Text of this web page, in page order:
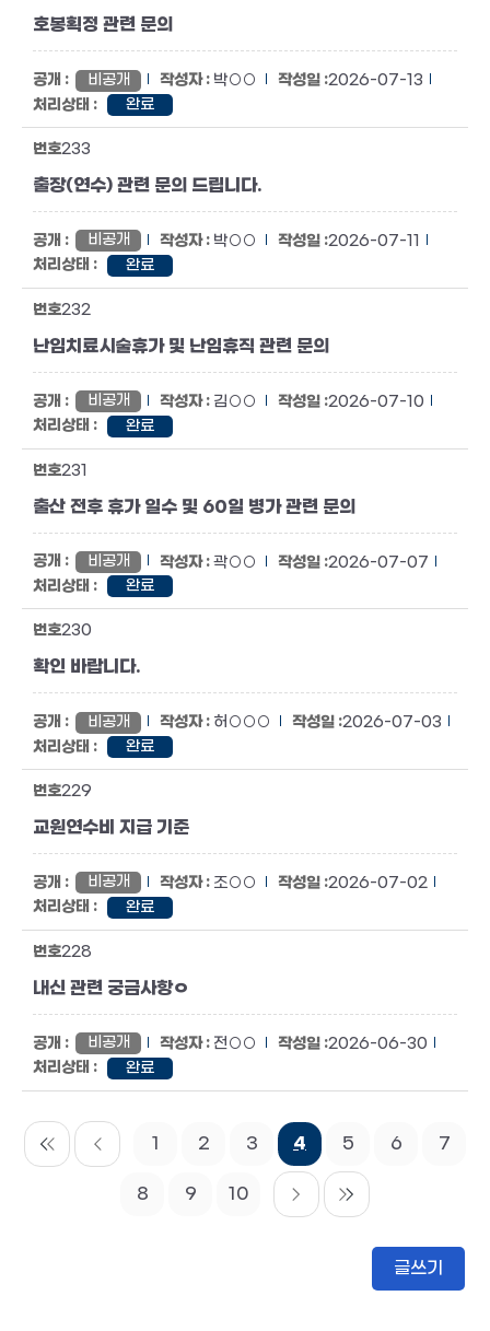
호봉획정 관련 문의
비공개 박○○
2026-07-13
완료
233
출장(연수) 관련 문의 드립니다.
비공개 박○○
2026-07-11
완료
232
난임치료시술휴가 및 난임휴직 관련 문의
비공개 김○○
2026-07-10
완료
231
출산 전후 휴가 일수 및 60일 병가 관련 문의
비공개 곽○○
2026-07-07
완료
230
확인 바랍니다.
비공개 허○○○
2026-07-03
완료
229
교원연수비 지급 기준
비공개 조○○
2026-07-02
완료
228
내신 관련 궁금사항ㅇ
비공개 전○○
2026-06-30
완료
1 2 3 4 5 6 7
8 9 10
글쓰기